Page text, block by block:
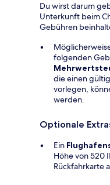
Du wirst darum
Unterkunft beim
Gebühren
folgenden
die einen
vorlegen,
werden.
Optionale
Ein
Höhe von 520
Rückfahrkarte